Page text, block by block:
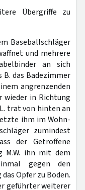
Übergriffe zu
Baseballschläger
und mehrere
an sich
das Badezimmer
angrenzenden
wieder in Richtung
trat von hinten an
ihm im Wohn-
zumindest
der Getroffene
M.W. ihn mit dem
gegen den
Opfer zu Boden.
geführter weiterer